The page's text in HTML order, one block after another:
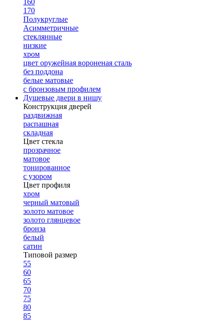
160
170
Полукруглые
Асимметричные
стеклянные
низкие
хром
цвет оружейная вороненая сталь
без поддона
белые матовые
с бронзовым профилем
Душевые двери в нишу
Конструкция дверей
раздвижная
распашная
складная
Цвет стекла
прозрачное
матовое
тонированное
с узором
Цвет профиля
хром
черный матовый
золото матовое
золото глянцевое
бронза
белый
сатин
Типовой размер
55
60
65
70
75
80
85